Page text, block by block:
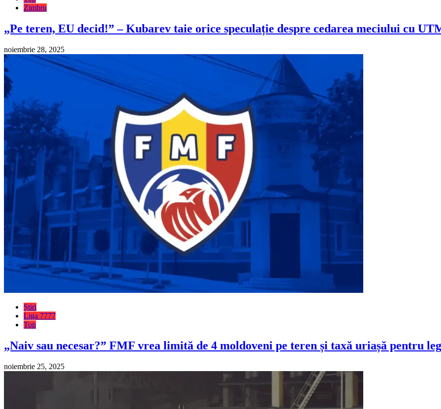
Zimbru
„Pe teren, EU decid!” – Kubarev taie orice speculație despre cedarea meciului cu
noiembrie 28, 2025
Știri
Liga 7777
Top
„Naiv sau necesar?” FMF vrea limită de 4 moldoveni pe teren și taxă uriașă pentru
noiembrie 25, 2025